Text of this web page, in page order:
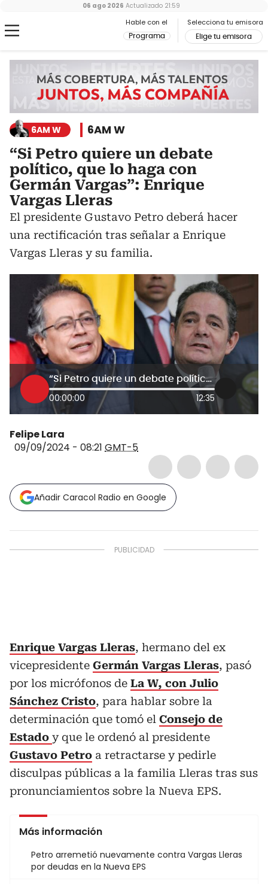
Hable con el
Programa
Selecciona tu emisora
Elige tu emisora
06 ago 2026 Actualizado 21:59
6AM W 6AM W
“Si Petro quiere un debate
político, que lo haga con
Germán Vargas”: Enrique
Vargas Lleras
El presidente Gustavo Petro deberá hacer
una rectificación tras señalar a Enrique
Vargas Lleras y su familia.
“Si Petro quiere un debate político, que lo haga con Germán Vargas”: Enrique Vargas Llegas
00:00:00 12:35
Felipe Lara
09/09/2024 - 08:21 GMT-5
Añadir Caracol Radio en Google
Enrique Vargas Lleras, hermano del ex
vicepresidente Germán Vargas Lleras, pasó
por los micrófonos de La W, con Julio
Sánchez Cristo, para hablar sobre la
determinación que tomó el Consejo de
Estado y que le ordenó al presidente
Gustavo Petro a retractarse y pedirle
disculpas públicas a la familia Lleras tras sus
pronunciamientos sobre la Nueva EPS.
Más información
Petro arremetió nuevamente contra Vargas Lleras
por deudas en la Nueva EPS